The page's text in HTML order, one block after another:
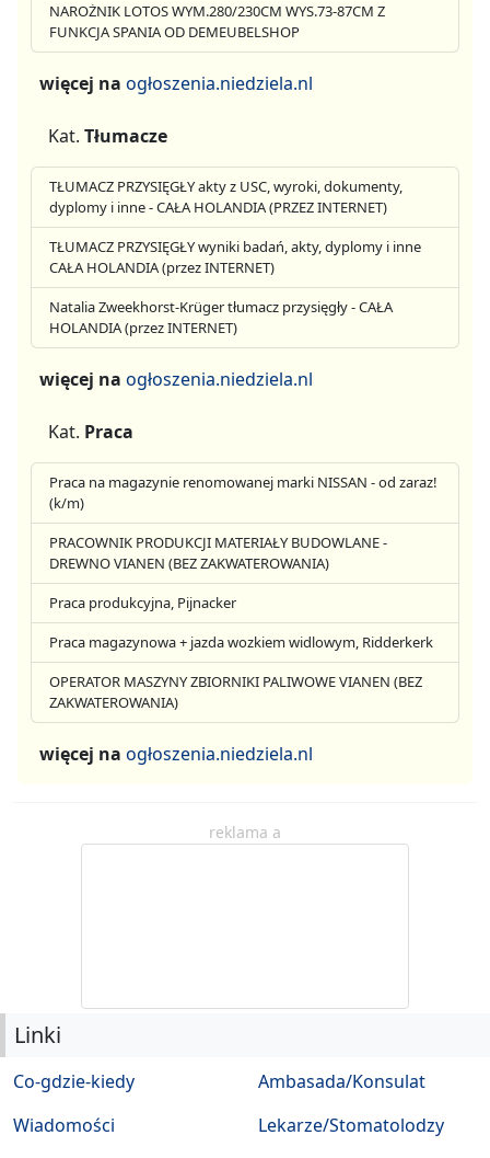
NAROŻNIK LOTOS WYM.280/230CM WYS.73-87CM Z
FUNKCJA SPANIA OD DEMEUBELSHOP
więcej na ogłoszenia.niedziela.nl
Kat. Tłumacze
TŁUMACZ PRZYSIĘGŁY akty z USC, wyroki, dokumenty,
dyplomy i inne - CAŁA HOLANDIA (PRZEZ INTERNET)
TŁUMACZ PRZYSIĘGŁY wyniki badań, akty, dyplomy i inne
CAŁA HOLANDIA (przez INTERNET)
Natalia Zweekhorst-Krüger tłumacz przysięgły - CAŁA
HOLANDIA (przez INTERNET)
więcej na ogłoszenia.niedziela.nl
Kat. Praca
Praca na magazynie renomowanej marki NISSAN - od zaraz!
(k/m)
PRACOWNIK PRODUKCJI MATERIAŁY BUDOWLANE -
DREWNO VIANEN (BEZ ZAKWATEROWANIA)
Praca produkcyjna, Pijnacker
Praca magazynowa + jazda wozkiem widlowym, Ridderkerk
OPERATOR MASZYNY ZBIORNIKI PALIWOWE VIANEN (BEZ
ZAKWATEROWANIA)
więcej na ogłoszenia.niedziela.nl
reklama a
Linki
Co-gdzie-kiedy
Wiadomości
Ambasada/Konsulat
Lekarze/Stomatolodzy